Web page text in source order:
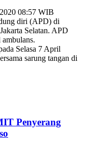
08:57 WIB
diri (APD) di
Selatan. APD
Selasa 7 April
sarung tangan di
Penyerang